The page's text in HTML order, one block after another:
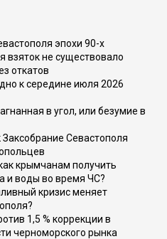
эпохи 90-х
взяток не существовало
откатов
к середине июля 2026
в угол, или безумие в
Заксобрание Севастополя
крымчанам получить
и воды во время ЧС?
кризис меняет
1,5 % коррекции в
черноморского рынка